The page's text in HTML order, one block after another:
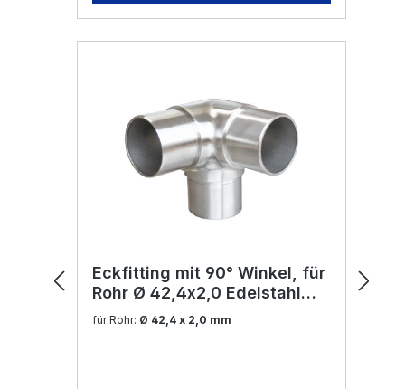
Eckfitting mit 90° Winkel, für
Rohr Ø 42,4x2,0 Edelstahl
V2A
für Rohr: Ø 42,4 x 2,0 mm